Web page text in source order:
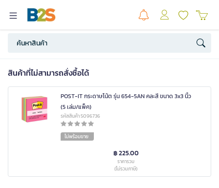
สินค้าที่ไม่สามารถสั่งซื้อได้
POST-IT กระดาษโน้ต รุ่น 654-5AN คละสี ขนาด 3x3 นิ้ว
(5 เล่ม/แพ็ค)
รหัสสินค้า 5096736
ไม่พร้อมขาย
฿ 225.00
ราคารวม
(ไม่รวมภาษี)